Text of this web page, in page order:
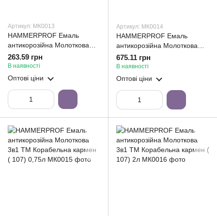
Артикул: МК0013
HAMMERPROF Емаль
антикорозійна Молоткова
3в1 ТМ Корабельна зелена (
104) 0,75л
263.59 грн
В наявності
Оптові ціни
Артикул: МК0014
HAMMERPROF Емаль
антикорозійна Молоткова
3в1 ТМ Корабельна зелена (
104) 2л
675.11 грн
В наявності
Оптові ціни